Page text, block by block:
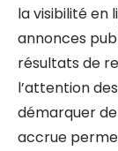
la visibilité en
annonces
résultats de
l’attention
démarquer
accrue